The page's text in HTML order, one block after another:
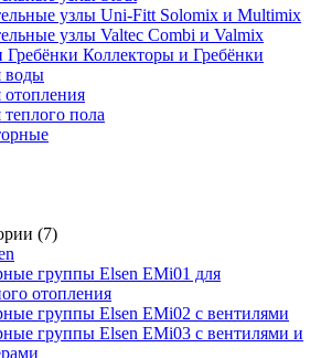
узлы Uni-Fitt Solomix и Multimix
узлы Valtec Combi и Valmix
Коллекторы и Гребёнки
воды
пола
(7)
группы Elsen EMi01 для
отопления
группы Elsen EMi02 с вентилями
группы Elsen EMi03 с вентилями и